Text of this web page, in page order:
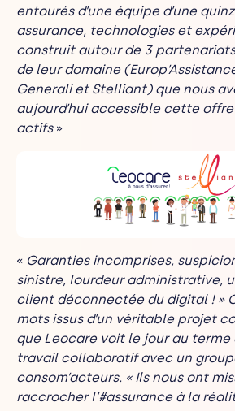
entourés d’une équipe d’une
assurance, technologies et
construit autour de 3
de leur domaine
Generali et Stelliant) que nous
aujourd’hui accessible cette
actifs».
« Garanties incomprises,
sinistre, lourdeur administrative,
client déconnectée du digital ! »
mots issus d’un véritable projet
que Leocare voit le jour au terme
travail collaboratif avec un
consom’acteurs. « Ils nous ont
raccrocher l’#assurance à la